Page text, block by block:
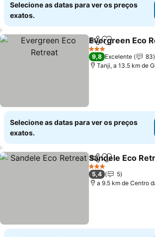
Selecione as datas para ver os preços
exatos.
PartilharAdicionar
Evergreen Eco
3 Estrelas
9,8 Excelente
83
Tanji, a 13.5 km de
Selecione as datas para ver os preços
exatos.
PartilharAdicionar
Sandele Eco
3 Estrelas
5,4
5
a 9.5 km de Centro